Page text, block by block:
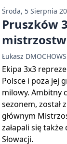
Środa, 5 Sierpnia
Pruszków
Łukasz
Ekipa 3x3
Polsce i poza jej
milowy. Ambitny
sezonem, został
głównym
załapali się
Słowacji.